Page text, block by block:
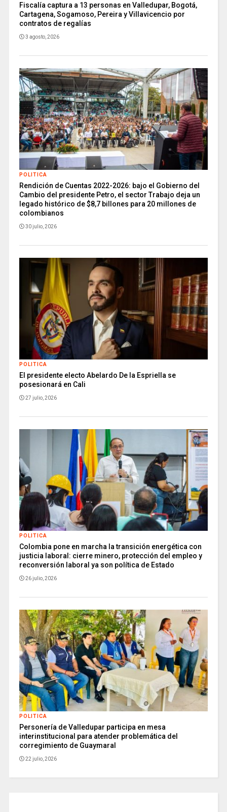
Fiscalía captura a 13 personas en Valledupar, Bogotá,
Cartagena, Sogamoso, Pereira y Villavicencio por
contratos de regalías
3 agosto, 2026
POLITICA
Rendición de Cuentas 2022-2026: bajo el Gobierno del
Cambio del presidente Petro, el sector Trabajo deja un
legado histórico de $8,7 billones para 20 millones de
colombianos
30 julio, 2026
POLITICA
El presidente electo Abelardo De la Espriella se
posesionará en Cali
27 julio, 2026
POLITICA
Colombia pone en marcha la transición energética con
justicia laboral: cierre minero, protección del empleo y
reconversión laboral ya son política de Estado
26 julio, 2026
POLITICA
Personería de Valledupar participa en mesa
interinstitucional para atender problemática del
corregimiento de Guaymaral
22 julio, 2026